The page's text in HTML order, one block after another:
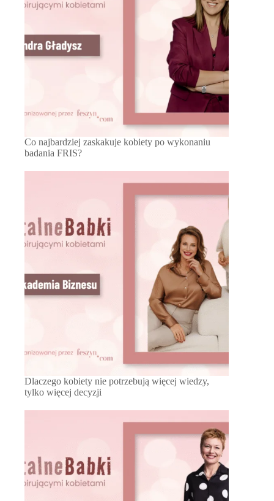
Co najbardziej zaskakuje kobiety po wykonaniu
badania FRIS?
Dlaczego kobiety nie potrzebują więcej wiedzy,
tylko więcej decyzji